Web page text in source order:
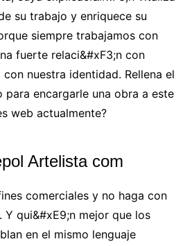
su trabajo y enriquece su
siempre trabajamos con
fuerte relaci&#xF3;n con
nuestra identidad. Rellena el
para encargarle una obra a este
web actualmente?
Artelista com
comerciales y no haga con
qui&#xE9;n mejor que los
en el mismo lenguaje